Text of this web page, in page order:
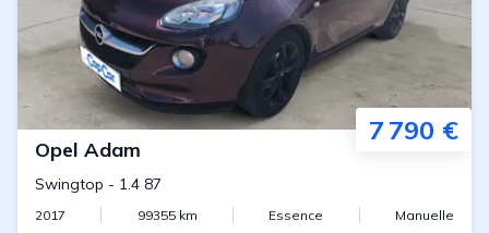
7 790 €
Opel Adam
Swingtop - 1.4 87
2017 99355km Essence Manuelle